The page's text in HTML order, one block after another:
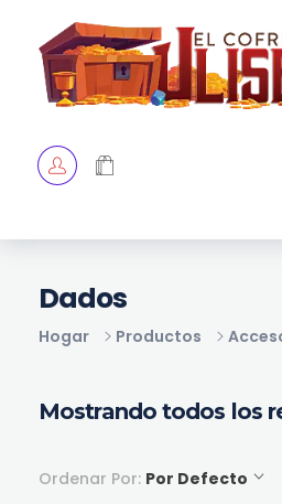
Hogar Productos
Dados
Mostrando todos los
Ordenar Por: Por Defecto